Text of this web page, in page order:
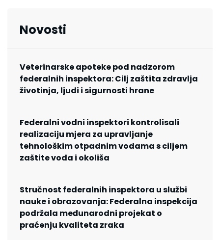
Novosti
Veterinarske apoteke pod nadzorom
federalnih inspektora: Cilj zaštita zdravlja
životinja, ljudi i sigurnosti hrane
Federalni vodni inspektori kontrolisali
realizaciju mjera za upravljanje
tehnološkim otpadnim vodama s ciljem
zaštite voda i okoliša
Stručnost federalnih inspektora u službi
nauke i obrazovanja: Federalna inspekcija
podržala međunarodni projekat o
praćenju kvaliteta zraka